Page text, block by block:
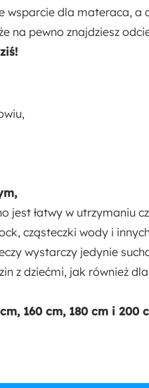
wsparcie dla materaca, a
na pewno znajdziesz
jest łatwy w utrzymaniu
cząsteczki wody i
wystarczy jedynie
z dziećmi, jak również
160 cm, 180 cm i 200